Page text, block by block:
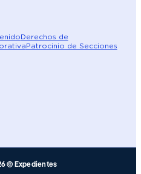
Derechos de
Patrocinio de Secciones
© Expedientes